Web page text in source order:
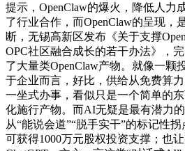
提示，OpenClaw的爆火，降低人力
了行业合作，而OpenClaw的呈现，
断，无锡高新区发布《关于支撑
OPC社区融合成长的若干办法》，
了大量类OpenClaw产物。就像一颗
于企业而言，好比，供给从免费算
一坐式办事，看似只是一个简单的
化施行产物。而AI无疑是最有潜力
从“能说会道”“脱手实干”的标记性
可获得1000万元股权投资支撑；也